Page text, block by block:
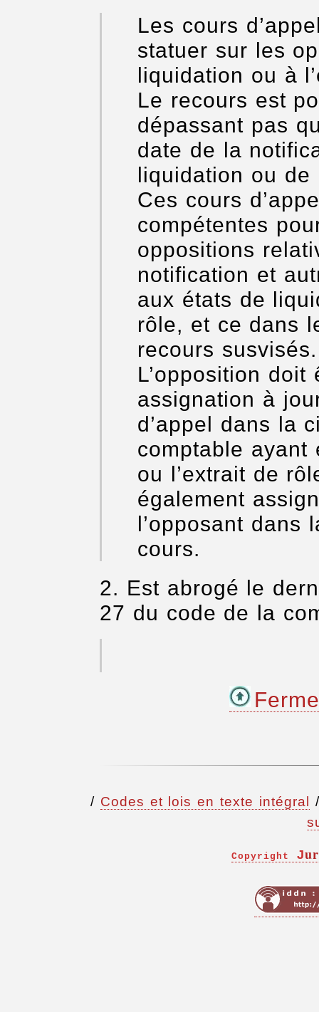
Les cours
statuer sur les
liquidation ou à
Le recours est
dépassant pas
date de la
liquidation ou de
Ces cours
compétentes
oppositions
notification et
aux états de
rôle, et ce dans
recours susvisés.
L’opposition
assignation à
d’appel dans la
comptable ayant
ou l’extrait de
également
l’opposant
cours.
2. Est abrogé le
27 du code de la
/ Codes et lois en texte intégral
Copyright J